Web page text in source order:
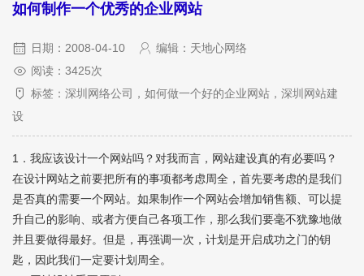
如何制作一个优秀的企业网站
日期：2008-04-10
编辑：天地心网络
阅读：3425次
标签：深圳网络公司，如何做一个好的企业网站，深圳网站建
设
1．我应该设计一个网站吗？对我而言，网站建设真的有必要吗？
在设计网站之前要把所有的事项都考虑周全，首先要考虑的是我们
是否真的需要一个网站。如果制作一个网站会增加销售额、可以提
升自己的影响、或者方便自己各项工作，那么我们要毫不犹豫地做
并且要做得最好。但是，再强调一次，计划是开启成功之门的钥
匙，因此我们一定要计划周全。